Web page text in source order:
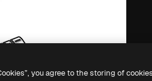
you agree to the storing of